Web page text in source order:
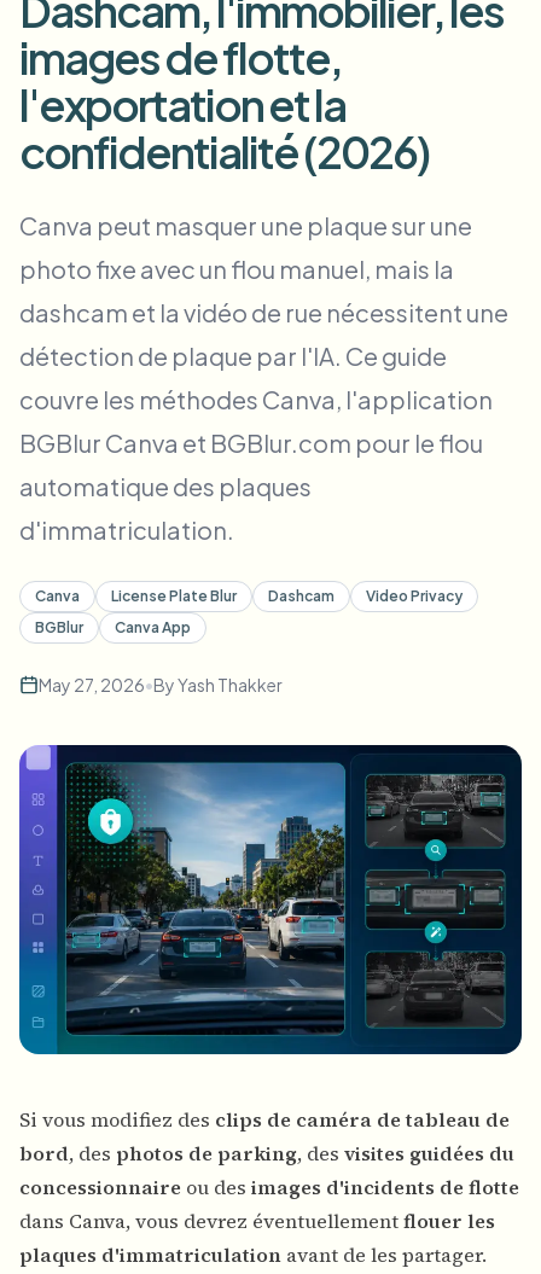
Échange de visage - Vidéo
Intelligence vidéo
Traitez plusieurs vidéos en une fois
Flou facial en masse
Pipelines à haut débit
Flouter n'importe quoi
Zones, politiques et révision d'entreprise
Formulaire de contact
Intelligence vidéo
Suppression d'arrière-plan en masse
images de flotte,
l'exportation et la
confidentialité (2026)
Canva peut masquer une plaque sur une
photo fixe avec un flou manuel, mais la
dashcam et la vidéo de rue nécessitent une
détection de plaque par l'IA. Ce guide
couvre les méthodes Canva, l'application
BGBlur Canva et BGBlur.com pour le flou
automatique des plaques
d'immatriculation.
Canva License Plate Blur Dashcam
Video Privacy
BGBlur
Canva App
May 27, 2026•ByYash Thakker
Si vous modifiez des clips de caméra de tableau de
bord, des photos de parking, des visites guidées du
concessionnaire ou des images d'incidents de flotte
dans Canva, vous devrez éventuellementflouer les
plaques d'immatriculation avant de les partager.